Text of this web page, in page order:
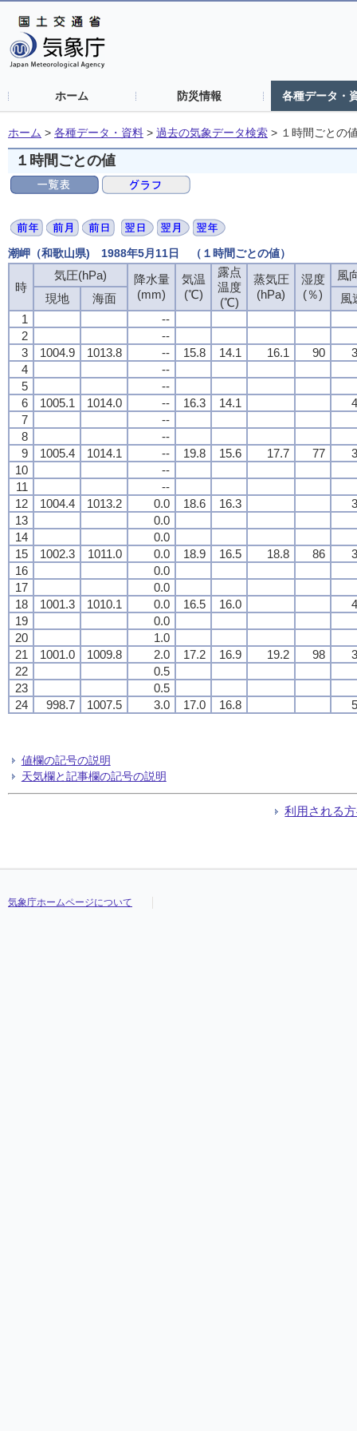
ホーム 防災情報 各種データ・
ホーム > 各種データ・資料 > 過去の気象データ検索 > １時間ごとの
１時間ごとの値
潮岬（和歌山県) 1988年5月11日 （１時間ごとの値）
時
気圧(hPa)
降水量
(mm)
気温
(℃)
露点
温度
(℃)
蒸気圧
(hPa)
湿度
(％)
風
現地
海面
風
1
--
2
--
3
1004.9 1013.8 -- 15.8 14.1 16.1 90
4
--
5
--
6
1005.1 1014.0 -- 16.3 14.1
7
--
8
--
9
1005.4 1014.1 -- 19.8 15.6 17.7 77
10
--
11
--
12
1004.4 1013.2 0.0 18.6 16.3
13
0.0
14
0.0
15
1002.3 1011.0 0.0 18.9 16.5 18.8 86
16
0.0
17
0.0
18
1001.3 1010.1 0.0 16.5 16.0
19
0.0
20
1.0
21
1001.0 1009.8 2.0 17.2 16.9 19.2 98
22
0.5
23
0.5
24
998.7 1007.5 3.0 17.0 16.8
値欄の記号の説明
天気欄と記事欄の記号の説明
利用される
気象庁ホームページについて